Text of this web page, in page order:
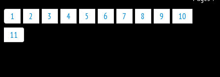
1
2 3 4 5 6 7 8 9
10
11